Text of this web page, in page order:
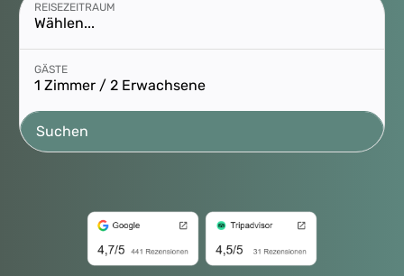
REISEZEITRAUM
Wählen...
GÄSTE
1 Zimmer / 2 Erwachsene
Suchen